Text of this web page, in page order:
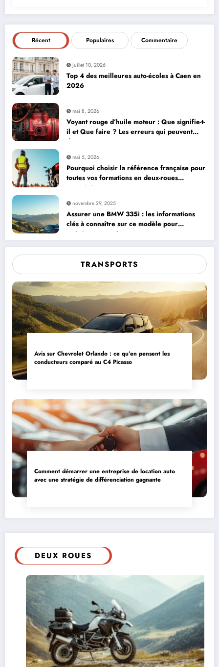
Récent Populaires Commentaire
juillet 10, 2026
Top 4 des meilleures auto-écoles à Caen en
2026
mai 8, 2026
Voyant rouge d’huile moteur : Que signifie-t-
il et Que faire ? Les erreurs qui peuvent
détruire votre moteur
mai 5, 2026
Pourquoi choisir la référence française pour
toutes vos formations en deux-roues
motorisés
novembre 29, 2025
Assurer une BMW 335i : les informations
clés à connaître sur ce modèle pour
maîtriser vos coûts
TRANSPORTS
Avis sur Chevrolet Orlando : ce qu’en pensent les
conducteurs comparé au C4 Picasso
Comment démarrer une entreprise de location auto
avec une stratégie de différenciation gagnante
DEUX ROUES